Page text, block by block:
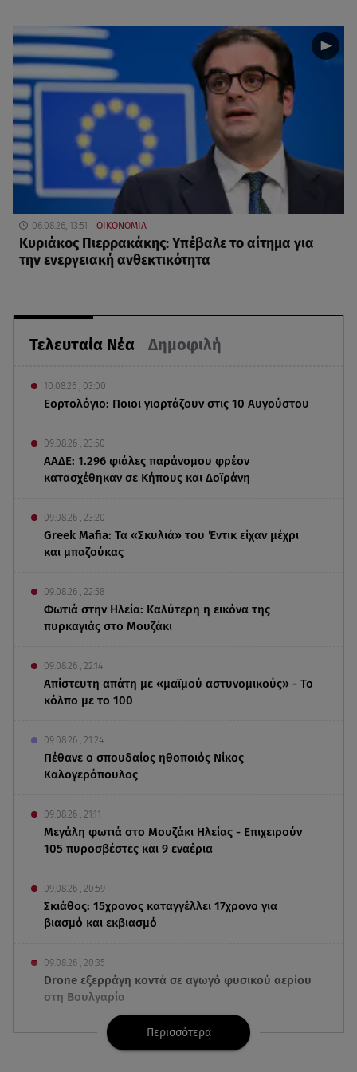
Τελευταία Νέα Δημοφιλή
10.08.26 , 03:00
Εορτολόγιο: Ποιοι γιορτάζουν στις 10 Αυγούστου
09.08.26 , 23:50
ΑΑΔΕ: 1.296 φιάλες παράνομου φρέον
κατασχέθηκαν σε Κήπους και Δοϊράνη
09.08.26 , 23:20
Greek Mafia: Τα «Σκυλιά» του Έντικ είχαν μέχρι
και μπαζούκας
09.08.26 , 22:58
Φωτιά στην Ηλεία: Καλύτερη η εικόνα της
πυρκαγιάς στο Μουζάκι
09.08.26 , 22:14
Απίστευτη απάτη με «μαϊμού αστυνομικούς» - Το
κόλπο με το 100
09.08.26 , 21:24
Πέθανε ο σπουδαίος ηθοποιός Νίκος
Καλογερόπουλος
09.08.26 , 21:11
Μεγάλη φωτιά στο Μουζάκι Ηλείας - Επιχειρούν
105 πυροσβέστες και 9 εναέρια
09.08.26 , 20:59
Σκιάθος: 15χρονος καταγγέλλει 17χρονο για
βιασμό και εκβιασμό
09.08.26 , 20:35
Drone εξερράγη κοντά σε αγωγό φυσικού αερίου
στη Βουλγαρία
09.08.26 , 20:29
«Ισλαμικό ΝΑΤΟ»: Τι σημαίνει η νέα συμμαχία για
Περισσότερα
06.08.26, 13:51 ΟΙΚΟΝΟΜΙΑ
Κυριάκος Πιερρακάκης: Υπέβαλε το αίτημα για
την ενεργειακή ανθεκτικότητα